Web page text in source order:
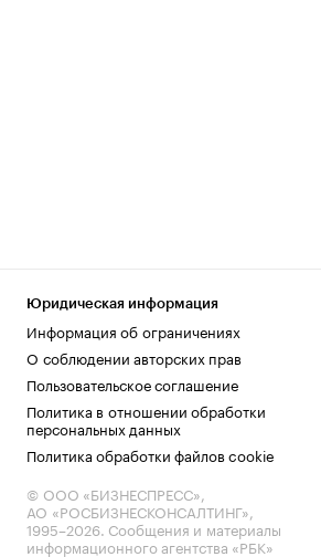
Юридическая информация
Информация об ограничениях
О соблюдении авторских прав
Пользовательское соглашение
Политика в отношении обработки
персональных данных
Политика обработки файлов cookie
© ООО «БИЗНЕСПРЕСС»,
АО «РОСБИЗНЕСКОНСАЛТИНГ»,
1995–2026. Сообщения и материалы
информационного агентства «РБК»